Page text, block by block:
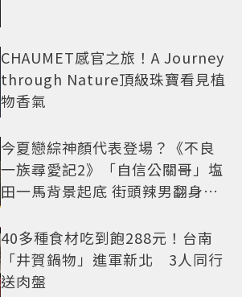
CHAUMET感官之旅！A Journey
through Nature頂級珠寶看見植
物香氣
今夏戀綜神顏代表登場？《不良
一族尋愛記2》「自信公關哥」塩
田一馬背景起底 街頭辣男翻身當
40多種食材吃到飽288元！台南
「井賀鍋物」進軍新北 3人同行
送肉盤